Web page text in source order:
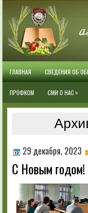
ГЛАВНАЯ СВЕДЕНИЯ ОБ
ПРОФКОМ СМИ О НАС »
29 декабря, 2023
С Новым годом!